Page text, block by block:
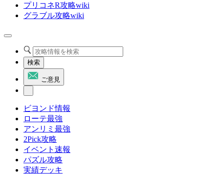
プリコネR攻略wiki
グラブル攻略wiki
検索
ご意見
ビヨンド情報
ローテ最強
アンリミ最強
2Pick攻略
イベント速報
パズル攻略
実績デッキ